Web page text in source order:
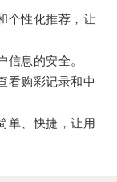
性化推荐，让
息的安全。
购彩记录和中
、快捷，让用